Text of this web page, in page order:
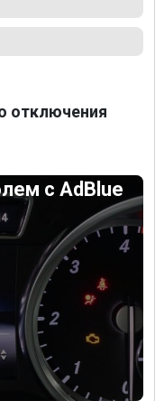
отключения
с AdBlue